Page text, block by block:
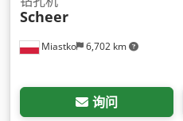
Miastko 6,702 km
Scheer
询问